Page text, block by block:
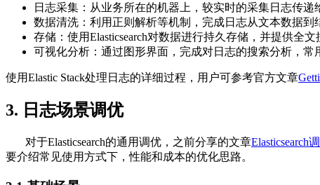
日志采集：从业务所在的机器上，较实时的采集日志传递
数据清洗：利用正则解析等机制，完成日志从文本数据到
存储：使用Elasticsearch对数据进行持久存储，并提供全文
可视化分析：通过图形界面，完成对日志的搜索分析，常
使用Elastic Stack处理日志的详细过程，用户可参考官方文章
3. 日志场景调优
对于Elasticsearch的通用调优，之前分享的文章Elasticsearch
要介绍常见使用方式下，性能和成本的优化思路。